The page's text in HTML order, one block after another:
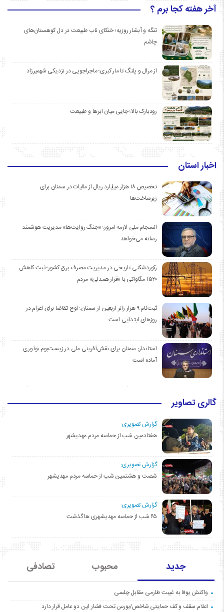
آخر هفته کجا برم ؟
تنگه و آبشار روزیه؛ خنکای ناب طبیعت در دل کوهستان‌های
چاشم
از مرال و پلنگ تا مار کبری؛ ماجراجویی در نزدیکی شهمیرزاد
رودبارک بالا؛ جایی میان ابرها و طبیعت
اخبار استان
تخصیص ۱۸ هزار میلیارد ریال از مالیات در سمنان برای
زیرساخت‌ها
انسجام ملی لازمه امروز؛ «جنگ روایت‌ها» مدیریت هوشمند
رسانه می‌خواهد
رکوردشکنی تاریخی در مدیریت مصرف برق کشور؛ ثبت کاهش
۱۵۲۰ مگاواتی با «قرار همدلی» مردم
ثبت‌نام ۹ هزار زائر اربعین از سمنان؛ اوج تقاضا برای اعزام در
روزهای ابتدایی است
استاندار: سمنان برای نقش‌آفرینی ملی در زیست‌بوم نوآوری
آماده است
گالری تصاویر
گزارش تصویری:
هفتادمین شب از حماسه مردم مهدیشهر
گزارش تصویری:
شصت و هشتمین شب از حماسه مردم مهدیشهر
گزارش تصویری:
۶۵ شب از حماسه مهدیشهری ها گذشت
جدید محبوب تصادفی
واکنش یوفا به غیبت طارمی مقابل چلسی
اعلام سقف و کف حمایتی شاخص/بورس تحت فشار این دو عامل قرار دارد